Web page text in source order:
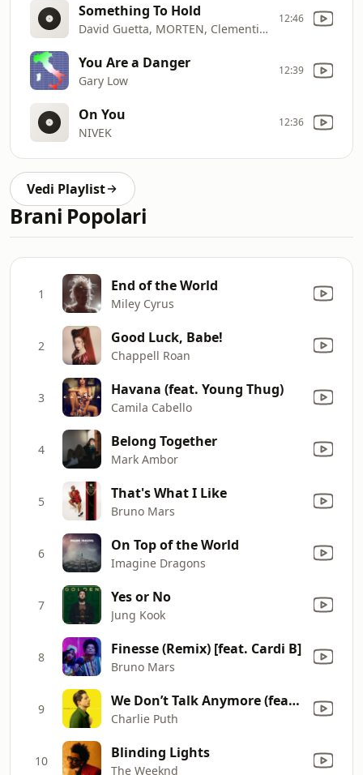
Something To Hold
David Guetta, MORTEN, Clementine Douglas
12:46
You Are a Danger
Gary Low
12:39
On You
NIVEK
12:36
Vedi Playlist
Brani Popolari
1 End of the World
Miley Cyrus
2 Good Luck, Babe!
Chappell Roan
3 Havana (feat. Young Thug)
Camila Cabello
4 Belong Together
Mark Ambor
5 That's What I Like
Bruno Mars
6 On Top of the World
Imagine Dragons
7 Yes or No
Jung Kook
8 Finesse (Remix) [feat. Cardi B]
Bruno Mars
9 We Don’t Talk Anymore (feat. Selena Gomez)
Charlie Puth
10 Blinding Lights
The Weeknd